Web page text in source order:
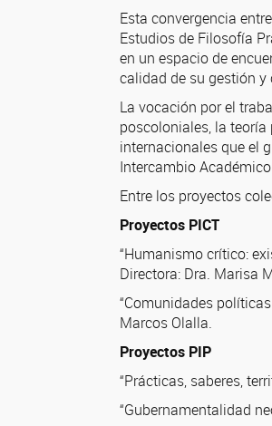
Esta convergencia
Estudios de Filosofía
en un espacio de
calidad de su gestión
La vocación por el
poscoloniales, la
internacionales que el
Intercambio
Entre los proyectos
Proyectos PICT
“Humanismo crítico:
Directora: Dra. Marisa
“Comunidades
Marcos Olalla.
Proyectos PIP
“Prácticas, saberes,
“Gubernamentalidad